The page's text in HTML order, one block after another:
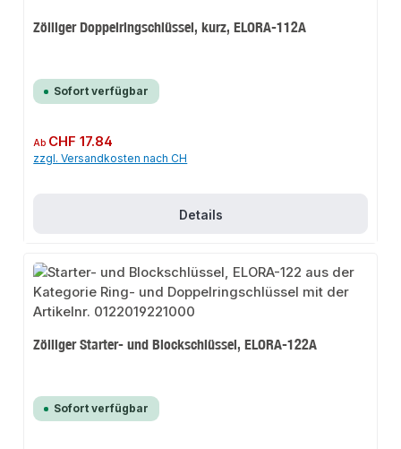
Zölliger Doppelringschlüssel, kurz, ELORA-112A
Sofort verfügbar
Regulärer Preis:
Ab CHF 17.84
zzgl. Versandkosten nach CH
Details
Zölliger Starter- und Blockschlüssel, ELORA-122A
Sofort verfügbar